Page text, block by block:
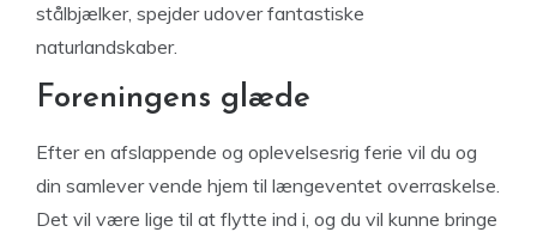
stålbjælker, spejder udover fantastiske
naturlandskaber.
Foreningens glæde
Efter en afslappende og oplevelsesrig ferie vil du og
din samlever vende hjem til længeventet overraskelse.
Det vil være lige til at flytte ind i, og du vil kunne bringe